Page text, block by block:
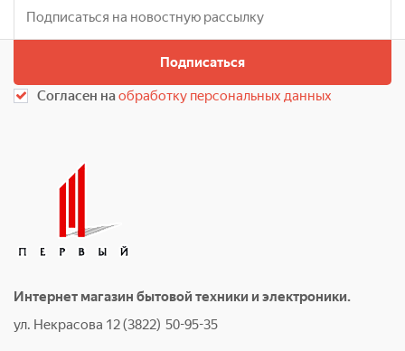
Подписаться
Согласен наобработку персональных данных
Интернет магазин бытовой техники и электроники.
ул. Некрасова 12 (3822) 50-95-35